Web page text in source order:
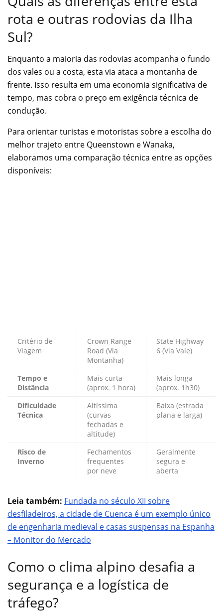
rota e outras rodovias da Ilha
Sul?
Enquanto a maioria das rodovias acompanha o fundo
dos vales ou a costa, esta via ataca a montanha de
frente. Isso resulta em uma economia significativa de
tempo, mas cobra o preço em exigência técnica de
condução.
Para orientar turistas e motoristas sobre a escolha do
melhor trajeto entre Queenstown e Wanaka,
elaboramos uma comparação técnica entre as opções
disponíveis:
Critério de
Viagem
Crown Range
Road (Via
Montanha)
State Highway
6 (Via Vale)
Tempo e
Distância
Mais curta
(aprox. 1 hora)
Mais longa
(aprox. 1h30)
Dificuldade
Técnica
Altíssima
(curvas
fechadas e
altitude)
Baixa (estrada
plana e larga)
Risco de
Inverno
Fechamentos
frequentes
por neve
Geralmente
segura e
aberta
Leia também: Fundada no século XII sobre
desfiladeiros, a cidade de Cuenca é um exemplo único
de engenharia medieval e casas suspensas na Espanha
– Monitor do Mercado
Como o clima alpino desafia a
segurança e a logística de
tráfego?